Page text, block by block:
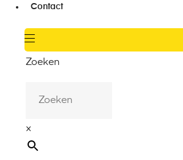
Contact
Zoeken
×